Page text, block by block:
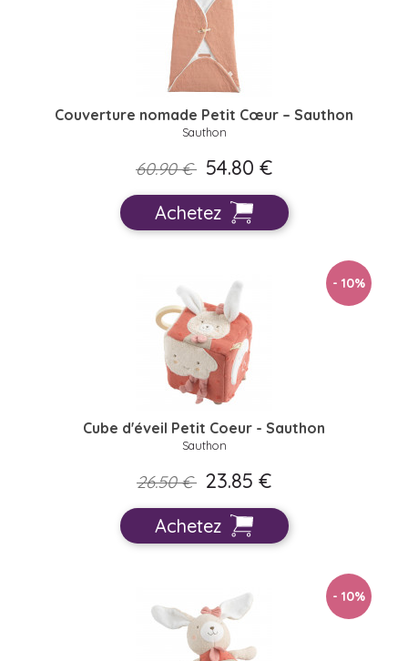
Couverture nomade Petit Cœur – Sauthon
Sauthon
60.90 € 54.80 €
Achetez
- 10%
Cube d'éveil Petit Coeur - Sauthon
Sauthon
26.50 € 23.85 €
Achetez
- 10%